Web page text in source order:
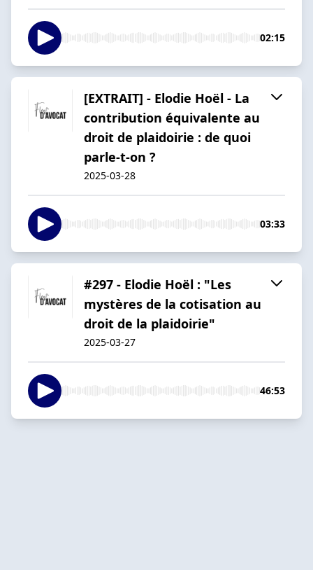
02:15
[EXTRAIT] - Elodie Hoël - La
contribution équivalente au
droit de plaidoirie : de quoi
parle-t-on ?
2025-03-28
03:33
#297 - Elodie Hoël : "Les
mystères de la cotisation au
droit de la plaidoirie"
2025-03-27
46:53